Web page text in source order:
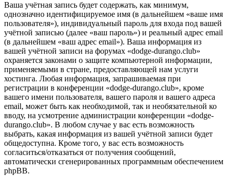
Ваша учётная запись будет содержать, как минимум,
однозначно идентифицируемое имя (в дальнейшем «ваше имя
пользователя»), индивидуальный пароль для входа под вашей
учётной записью (далее «ваш пароль») и реальный адрес email
(в дальнейшем «ваш адрес email»). Ваша информация из
вашей учётной записи на форумах «dodge-durango.club»
охраняется законами о защите компьютерной информации,
применяемыми в стране, предоставляющей нам услуги
хостинга. Любая информация, запрашиваемая при
регистрации в конференции «dodge-durango.club», кроме
вашего имени пользователя, вашего пароля и вашего адреса
email, может быть как необходимой, так и необязательной ко
вводу, на усмотрение администрации конференции «dodge-
durango.club». В любом случае у вас есть возможность
выбрать, какая информация из вашей учётной записи будет
общедоступна. Кроме того, у вас есть возможность
согласиться/отказаться от получения сообщений,
автоматически сгенерированных программным обеспечением
phpBB.